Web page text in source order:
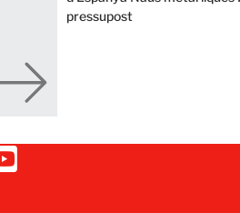
pressupost